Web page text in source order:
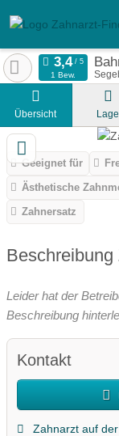
1 Bew.
Übersicht Lage
Geeignet für
Ästhetische
Zahnersatz
Beschreibung
Leider hat der
Beschreibung
Kontakt
Zahnarzt auf